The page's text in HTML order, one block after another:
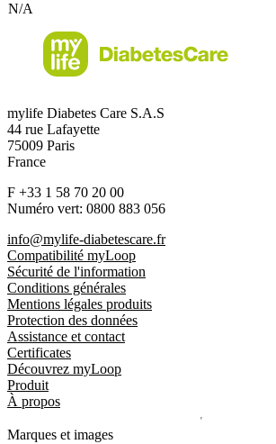
N/A
mylife Diabetes Care S.A.S
44 rue Lafayette
75009 Paris
France
F +33 1 58 70 20 00
Numéro vert: 0800 883 056
info@mylife-diabetescare.fr
Compatibilité myLoop
Sécurité de l'information
Conditions générales
Mentions légales produits
Protection des données
Assistance et contact
Certificates
Découvrez myLoop
Produit
À propos
Marques et images